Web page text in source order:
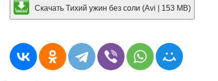
Скачать Тихий ужин без соли (Avi | 153 MB)